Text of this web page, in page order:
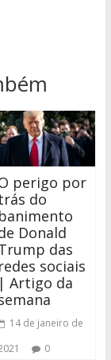
perigo por
do
banimento
Donald
das
redes sociais
| Artigo da
14 de janeiro de
0